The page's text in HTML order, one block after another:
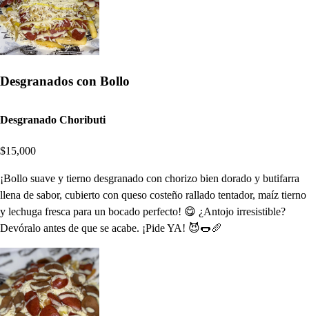
Desgranados con Bollo
Desgranado Choributi
$15,000
¡Bollo suave y tierno desgranado con chorizo bien dorado y butifarra
llena de sabor, cubierto con queso costeño rallado tentador, maíz tierno
y lechuga fresca para un bocado perfecto! 😋 ¿Antojo irresistible?
Devóralo antes de que se acabe. ¡Pide YA! 😈🌭🥖